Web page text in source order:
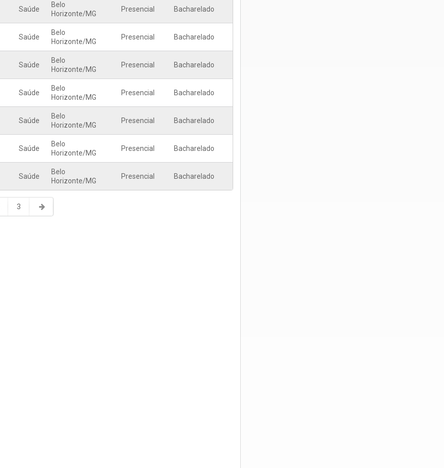
Saúde
Belo
Horizonte/MG
Presencial Bacharelado
Saúde
Belo
Horizonte/MG
Presencial Bacharelado
Saúde
Belo
Horizonte/MG
Presencial Bacharelado
Saúde
Belo
Horizonte/MG
Presencial Bacharelado
Saúde
Belo
Horizonte/MG
Presencial Bacharelado
Saúde
Belo
Horizonte/MG
Presencial Bacharelado
Saúde
Belo
Horizonte/MG
Presencial Bacharelado
3